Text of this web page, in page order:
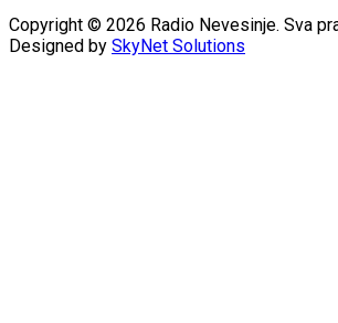
Copyright © 2026 Radio Nevesinje. Sva
Designed by SkyNet Solutions